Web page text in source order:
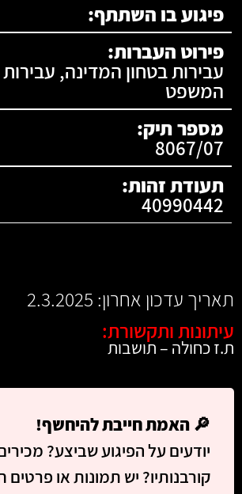
פיגוע בו השתתף:
פירוט העברות:
עבירות בטחון המדינה,
המשפט
מספר תיק:
8067/07
תעודת זהות:
40990442
תאריך עדכון אחרון: 2.3.2025
עיתונות ותקשורת:
ת.ז כחולה – תושבות
🔎 האמת חייבת להיחשף!
יודעים על הפיגוע שביצע?
קורבנותיו? יש תמונות או פרטים